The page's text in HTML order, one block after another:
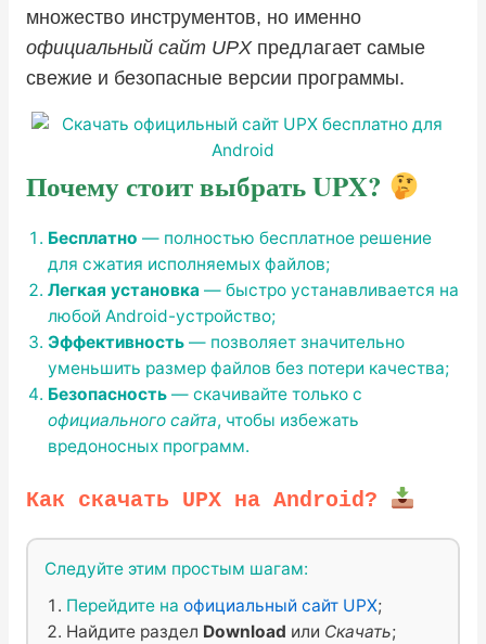
множество инструментов, но именно
официальный сайт UPXпредлагает самые
свежие и безопасные версии программы.
Почему стоит выбратьUPX?
Бесплатно — полностью бесплатное решение
для сжатия исполняемых файлов;
Легкая установка— быстро устанавливается на
любой Android-устройство;
Эффективность— позволяет значительно
уменьшить размер файлов без потери качества;
Безопасность— скачивайте только с
официального сайта, чтобы избежать
вредоносных программ.
Как скачать UPX на Android?
Следуйте этим простым шагам:
Перейдите на официальный сайт UPX;
Найдите раздел Download или Скачать;